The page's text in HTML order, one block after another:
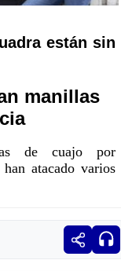
están sin
manillas
de cuajo por
atacado varios